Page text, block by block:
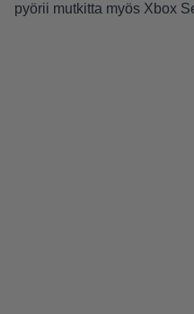
pyörii mutkitta myös Xbox